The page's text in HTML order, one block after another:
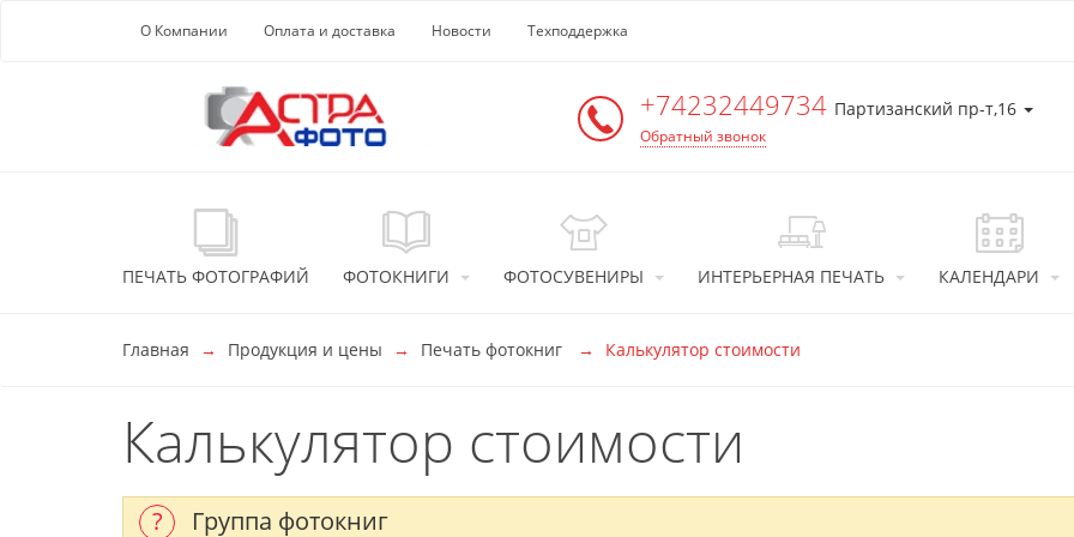
Перейти к основной информации
О Компании Оплата и доставка Новости Техподдержка
+74232449734 Партизанский пр-т,16
Обратный звонок
ПЕЧАТЬ ФОТОГРАФИЙ ФОТОКНИГИ ФОТОСУВЕНИРЫ ИНТЕРЬЕРНАЯ ПЕЧАТЬ КАЛЕНДАРИ
Главная Продукция и цены Печать фотокниг Калькулятор стоимости
Калькулятор стоимости
? Группа фотокниг